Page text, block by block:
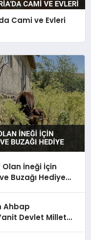
Cami ve Evleri
İneği İçin
Buzağı Hediye
Ahbap
Devlet Millet